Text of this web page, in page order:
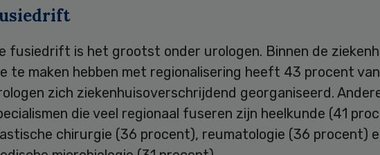
fusiedrift is het grootst onder urologen. Binnen de
te maken hebben met regionalisering heeft 43 procent
zich ziekenhuisoverschrijdend georganiseerd.
die veel regionaal fuseren zijn heelkunde (41
chirurgie (36 procent), reumatologie (36 procent)